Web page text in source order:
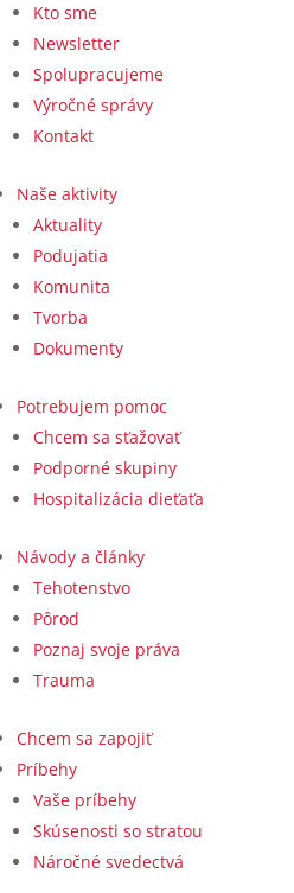
Kto sme
Newsletter
Spolupracujeme
Výročné správy
Kontakt
Naše aktivity
Aktuality
Podujatia
Komunita
Tvorba
Dokumenty
Potrebujem pomoc
Chcem sa sťažovať
Podporné skupiny
Hospitalizácia dieťaťa
Návody a články
Tehotenstvo
Pôrod
Poznaj svoje práva
Trauma
Chcem sa zapojiť
Príbehy
Vaše príbehy
Skúsenosti so stratou
Náročné svedectvá